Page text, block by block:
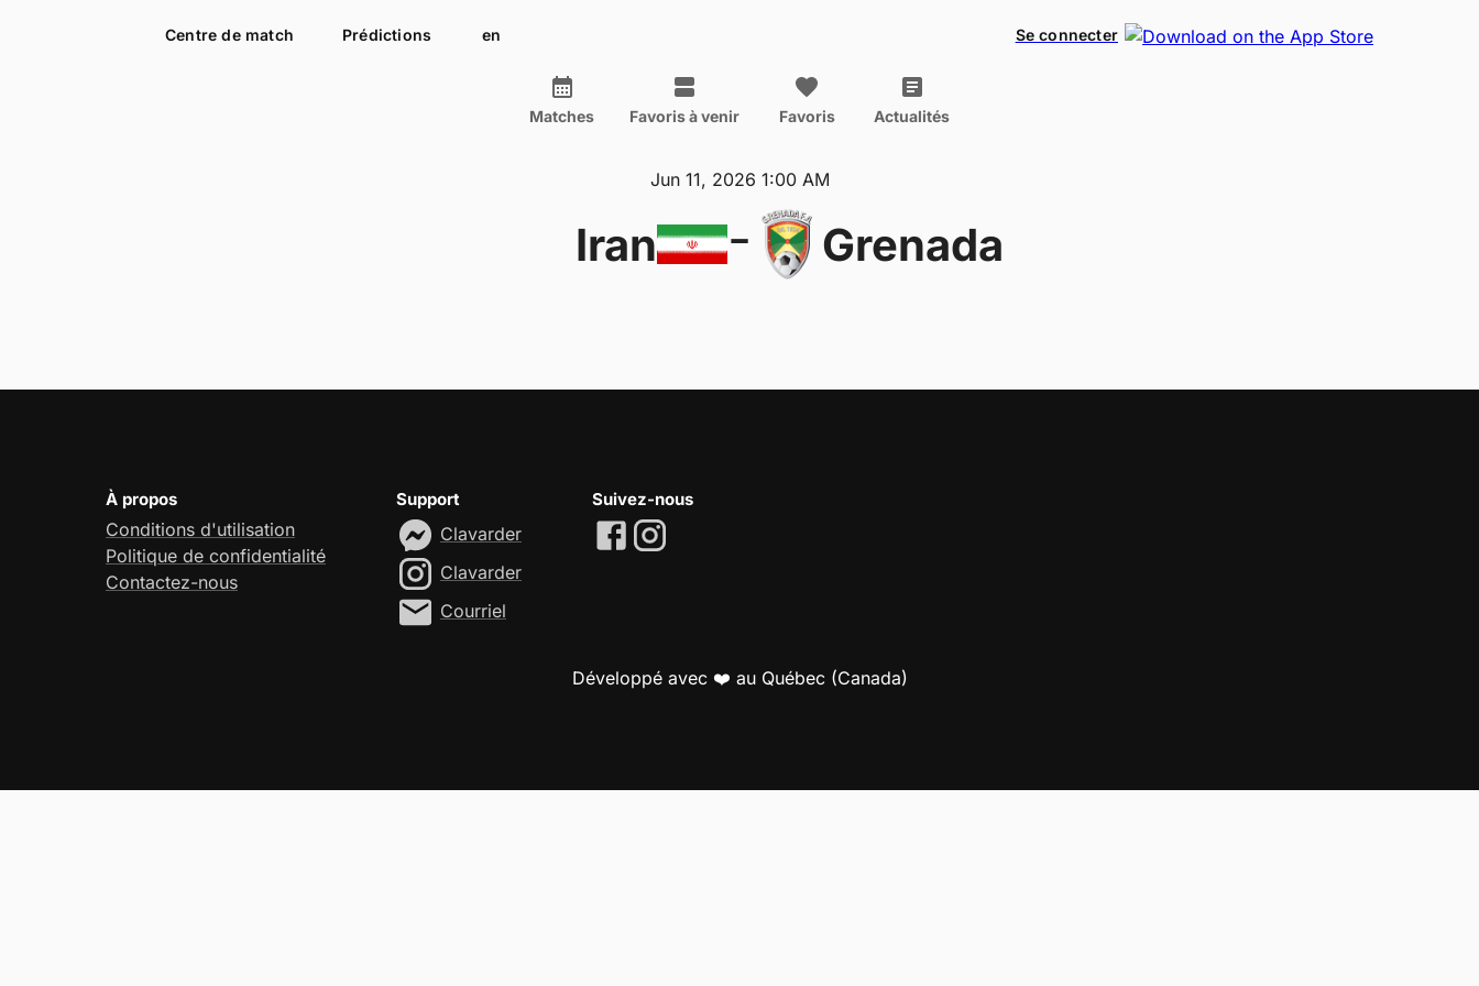
Centre de match Prédictions en Se connecter
Matches Favoris à venir Favoris Actualités
Jun 11, 2026 1:00 AM
Iran - Grenada
À propos
Conditions d'utilisation
Politique de confidentialité
Contactez-nous
Support
Clavarder
Clavarder
Courriel
Suivez-nous
Développé avec ❤️ au Québec (Canada)